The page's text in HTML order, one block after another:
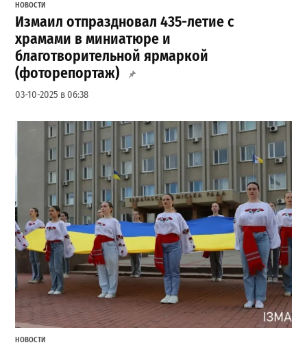
НОВОСТИ
Измаил отпраздновал 435-летие с
храмами в миниатюре и
благотворительной ярмаркой
(фоторепортаж)
03-10-2025 в 06:38
НОВОСТИ